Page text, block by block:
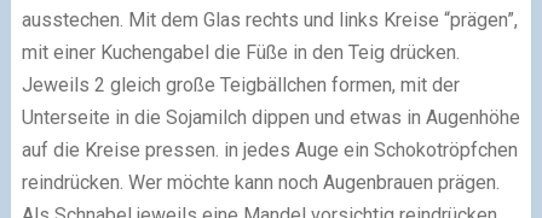
ausstechen. Mit dem Glas rechts und links Kreise “prägen”,
mit einer Kuchengabel die Füße in den Teig drücken.
Jeweils 2 gleich große Teigbällchen formen, mit der
Unterseite in die Sojamilch dippen und etwas in Augenhöhe
auf die Kreise pressen. in jedes Auge ein Schokotröpfchen
reindrücken. Wer möchte kann noch Augenbrauen prägen.